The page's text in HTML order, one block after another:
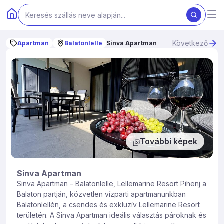
Apartman Balatonlelle Sinva Apartman Következő
További képek
Sinva Apartman
Sinva Apartman – Balatonlelle, Lellemarine Resort Pihenj a
Balaton partján, közvetlen vízparti apartmanunkban
Balatonlellén, a csendes és exkluzív Lellemarine Resort
területén. A Sinva Apartman ideális választás pároknak és